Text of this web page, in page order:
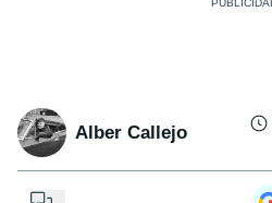
Alber Callejo